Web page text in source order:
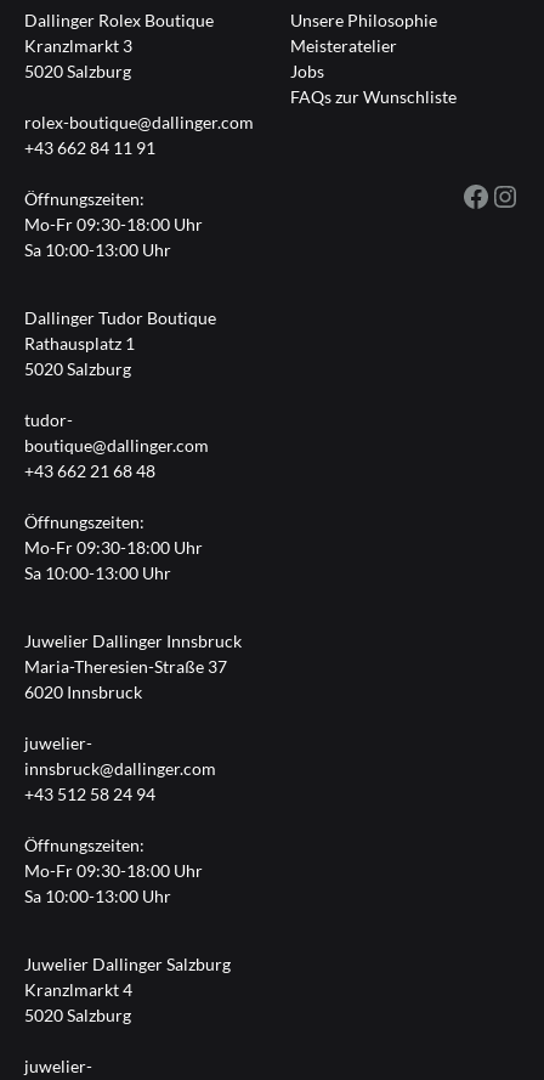
Dallinger Rolex Boutique
Kranzlmarkt 3
5020 Salzburg
rolex-boutique@dallinger.com
+43 662 84 11 91
Öffnungszeiten:
Mo-Fr 09:30-18:00 Uhr
Sa 10:00-13:00 Uhr
Dallinger Tudor Boutique
Rathausplatz 1
5020 Salzburg
tudor-
boutique@dallinger.com
+43 662 21 68 48
Öffnungszeiten:
Mo-Fr 09:30-18:00 Uhr
Sa 10:00-13:00 Uhr
Juwelier Dallinger Innsbruck
Maria-Theresien-Straße 37
6020 Innsbruck
juwelier-
innsbruck@dallinger.com
+43 512 58 24 94
Öffnungszeiten:
Mo-Fr 09:30-18:00 Uhr
Sa 10:00-13:00 Uhr
Juwelier Dallinger Salzburg
Kranzlmarkt 4
5020 Salzburg
juwelier-
Unsere Philosophie
Meisteratelier
Jobs
FAQs zur Wunschliste